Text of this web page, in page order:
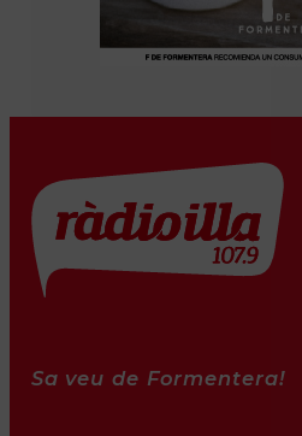
Sa veu de Formentera!